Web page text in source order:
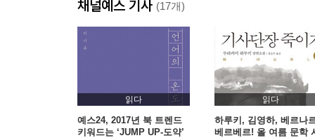
채널예스 기사 (17개)
읽다
예스24, 2017년 북 트렌드
키워드는 ‘JUMP UP-도약’
읽다
하루키, 김영하, 베르나
베르베르! 올 여름 문학